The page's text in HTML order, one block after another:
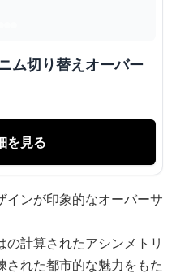
ム切り替えオーバー
を見る
インが印象的なオーバーサ
計算されたアシンメトリ
された都市的な魅力をもた